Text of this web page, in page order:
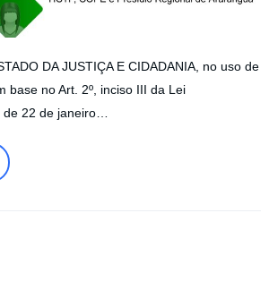
DA JUSTIÇA E CIDADANIA, no uso de
base no Art. 2º, inciso III da Lei
22 de janeiro…